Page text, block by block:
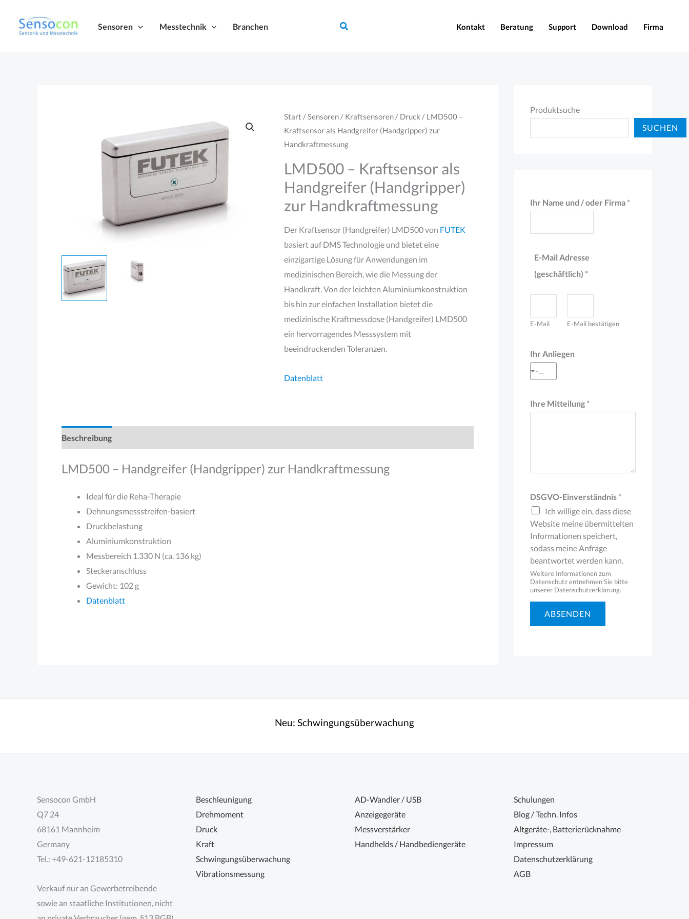
Inhalt
springen
Sensoren Messtechnik Branchen Suchen Kontakt Beratung Support Download Firma
Start /Sensoren/ Kraftsensoren/ Druck / LMD500 –
Kraftsensor als Handgreifer (Handgripper) zur
Handkraftmessung
LMD500 – Kraftsensor als
Handgreifer (Handgripper)
zur Handkraftmessung
Der Kraftsensor (Handgreifer) LMD500 von FUTEK
basiert auf DMS Technologie und bietet eine
einzigartige Lösung für Anwendungen im
medizinischen Bereich, wie die Messung der
Handkraft. Von der leichten Aluminiumkonstruktion
bis hin zur einfachen Installation bietet die
medizinische Kraftmessdose (Handgreifer) LMD500
ein hervorragendes Messsystem mit
beeindruckenden Toleranzen.
Datenblatt
Beschreibung
LMD500 – Handgreifer (Handgripper) zur Handkraftmessung
Ideal für die Reha-Therapie
Dehnungsmessstreifen-basiert
Druckbelastung
Aluminiumkonstruktion
Messbereich 1.330 N (ca. 136 kg)
Steckeranschluss
Gewicht: 102 g
Datenblatt
Produktsuche
SUCHEN
Ihr Name und / oder Firma *
E-Mail Adresse
(geschäftlich) *
E-Mail E-Mail bestätigen
*
(
e
f
t
l
c
h
)
Ihr Anliegen
--- Auswahl treffen ---
Ihre Mitteilung *
DSGVO-Einverständnis *
Ich willige ein, dass diese
Website meine übermittelten
Informationen speichert,
sodass meine Anfrage
beantwortet werden kann.
Weitere Informationen zum
Datenschutz entnehmen Sie bitte
unserer Datenschutzerklärung.
ABSENDEN
Neu: Schwingungsüberwachung
Sensocon GmbH
Q7 24
68161 Mannheim
Germany
Tel.: +49-621-12185310
Verkauf nur an Gewerbetreibende
sowie an staatliche Institutionen, nicht
Beschleunigung
Drehmoment
Druck
Kraft
Schwingungsüberwachung
Vibrationsmessung
AD-Wandler / USB
Anzeigegeräte
Messverstärker
Handhelds / Handbediengeräte
Schulungen
Blog / Techn. Infos
Altgeräte-, Batterierücknahme
Impressum
Datenschutzerklärung
AGB